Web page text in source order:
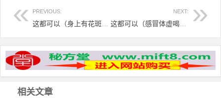
PREVIOUS: NEXT:
这都可以（感冒体虚喝什么汤好）体虚感冒的联合用药，体虚反复感冒 泡茶可保无忧，
相关文章